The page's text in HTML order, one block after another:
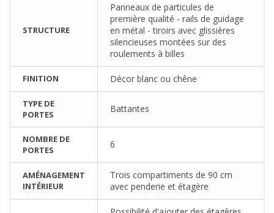
STRUCTURE
Panneaux de particules de
première qualité - rails de guidage
en métal - tiroirs avec glissières
silencieuses montées sur des
roulements à billes
FINITION Décor blanc ou chêne
TYPE DE
PORTES
Battantes
NOMBRE DE
PORTES
6
AMÉNAGEMENT
INTÉRIEUR
Trois compartiments de 90 cm
avec penderie et étagère